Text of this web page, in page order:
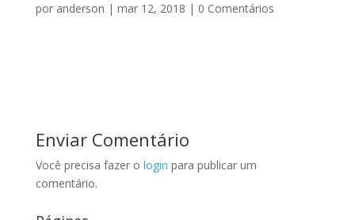
por anderson | mar 12, 2018 | 0 Comentários
Enviar Comentário
Você precisa fazer o login para publicar um
comentário.